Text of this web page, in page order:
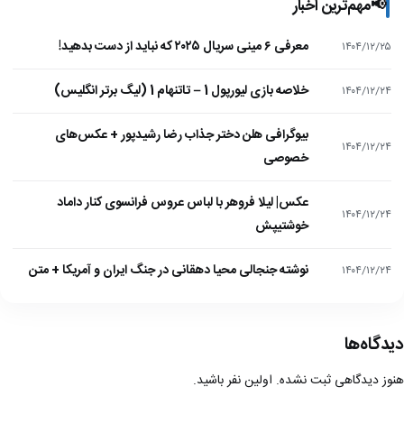
📢مهم‌ترین اخبار
۱۴۰۴/۱۲/۲۵ معرفی ۶ مینی سریال ۲۰۲۵ که نباید از دست بدهید!
۱۴۰۴/۱۲/۲۴ خلاصه بازی لیورپول 1 – تاتنهام 1 (لیگ برتر انگلیس)
۱۴۰۴/۱۲/۲۴
بیوگرافی هلن دختر جذاب رضا رشیدپور + عکس‌های
خصوصی
۱۴۰۴/۱۲/۲۴
عکس| لیلا فروهر با لباس عروس فرانسوی کنار داماد
خوشتیپش
۱۴۰۴/۱۲/۲۴ نوشته جنجالی محیا دهقانی در جنگ ایران و آمریکا + متن
دیدگاه‌ها
هنوز دیدگاهی ثبت نشده. اولین نفر باشید.